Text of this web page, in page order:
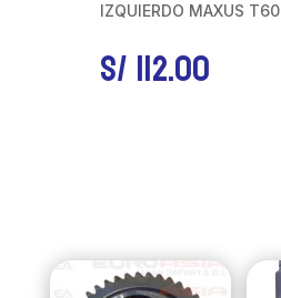
IZQUIERDO MAXUS T60
S/112.00